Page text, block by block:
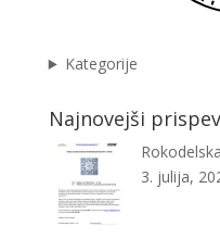
Kategorije
Najnovejši
3. julija,